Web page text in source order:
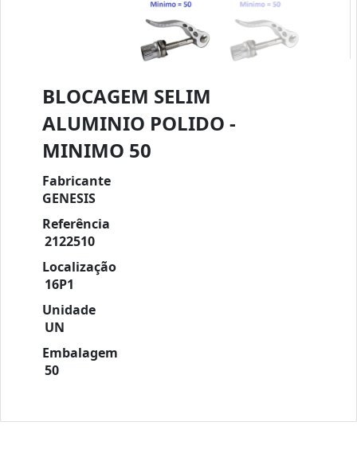
BLOCAGEM SELIM
ALUMINIO POLIDO -
MINIMO 50
Fabricante
GENESIS
Referência
2122510
Localização
16P1
Unidade
UN
Embalagem
50